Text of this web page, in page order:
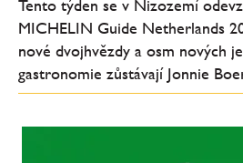
Tento týden se v Nizozemí
MICHELIN Guide Netherlands
nové dvojhvězdy a osm nových
gastronomie zůstávají Jonnie